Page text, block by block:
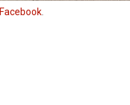
Facebook